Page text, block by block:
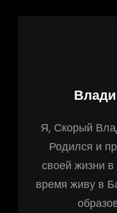
Автор:
Я, Скорый
Родился и
своей жизни
время живу в